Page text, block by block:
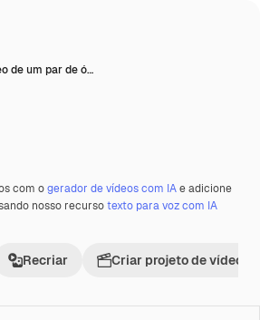
de um par de ó…
com ogerador de vídeos com IAe adicione
nosso recursotexto para voz com IA
Recriar Criar projeto de vídeo